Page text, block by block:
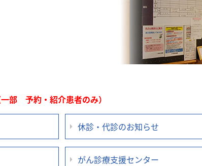
部 予約・紹介患者のみ）
休診・代診のお知らせ
がん診療支援センター